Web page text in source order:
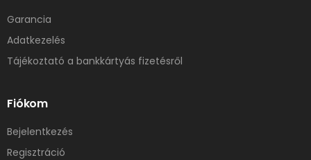
Garancia
Adatkezelés
Tájékoztató a bankkártyás fizetésről
Fiókom
Bejelentkezés
Regisztráció